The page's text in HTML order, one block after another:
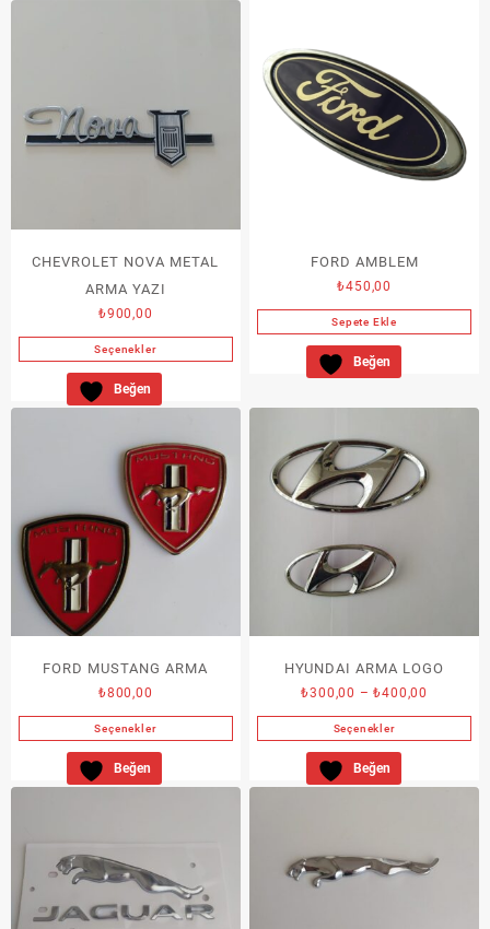
varyasyonu
var.
Seçenekler
ürün
sayfasından
seçilebilir
CHEVROLET NOVA METAL
ARMA YAZI
₺900,00
Seçenekler
Bu
ürünün
fazla
varyasyonu
var.
Seçenekler
ürün
sayfasından
seçilebilir
Beğen
FORD AMBLEM
₺450,00
Sepete Ekle
Beğen
FORD MUSTANG ARMA
₺800,00
Seçenekler
Bu
ürünün
var.
Seçenekler
ürün
Beğen
HYUNDAI ARMA LOGO
₺300,00 –₺400,00
aralığı:
₺300,00
₺400,00
Seçenekler
Bu
ürünün
var.
Beğen